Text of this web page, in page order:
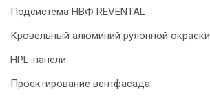
Подсистема НВФ REVENTAL
Кровельный алюминий рулонной окраски
HPL-панели
Проектирование вентфасада